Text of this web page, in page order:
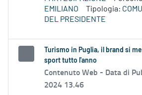
EMILIANO
Tipologia:
DEL PRESIDENTE
Turismo in Puglia, il brand si
sport tutto l'anno
Contenuto Web - Data di
2024 13.46